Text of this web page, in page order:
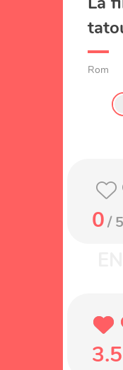
Roman
0/ 5
3.5